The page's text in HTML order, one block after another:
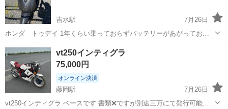
吉水駅
7月26日
ホンダ トゥデイ 1年くらい乗っておらずバッテリーがあがっており
ます。 キズ、走行距離につきましては写真をご覧ください。 現在、何
度かキックにてエンジンがかかります。 必ずしもバッテリーが原因で
エンジンがかからない等 わかり...
栃木 佐野市 吉水駅 ホンダ
vt250インティグラ
75,000円
オンライン決済
藤岡駅
7月26日
vt250インティグラ ベースです 書類❌ですが別途三万にて発行可能と